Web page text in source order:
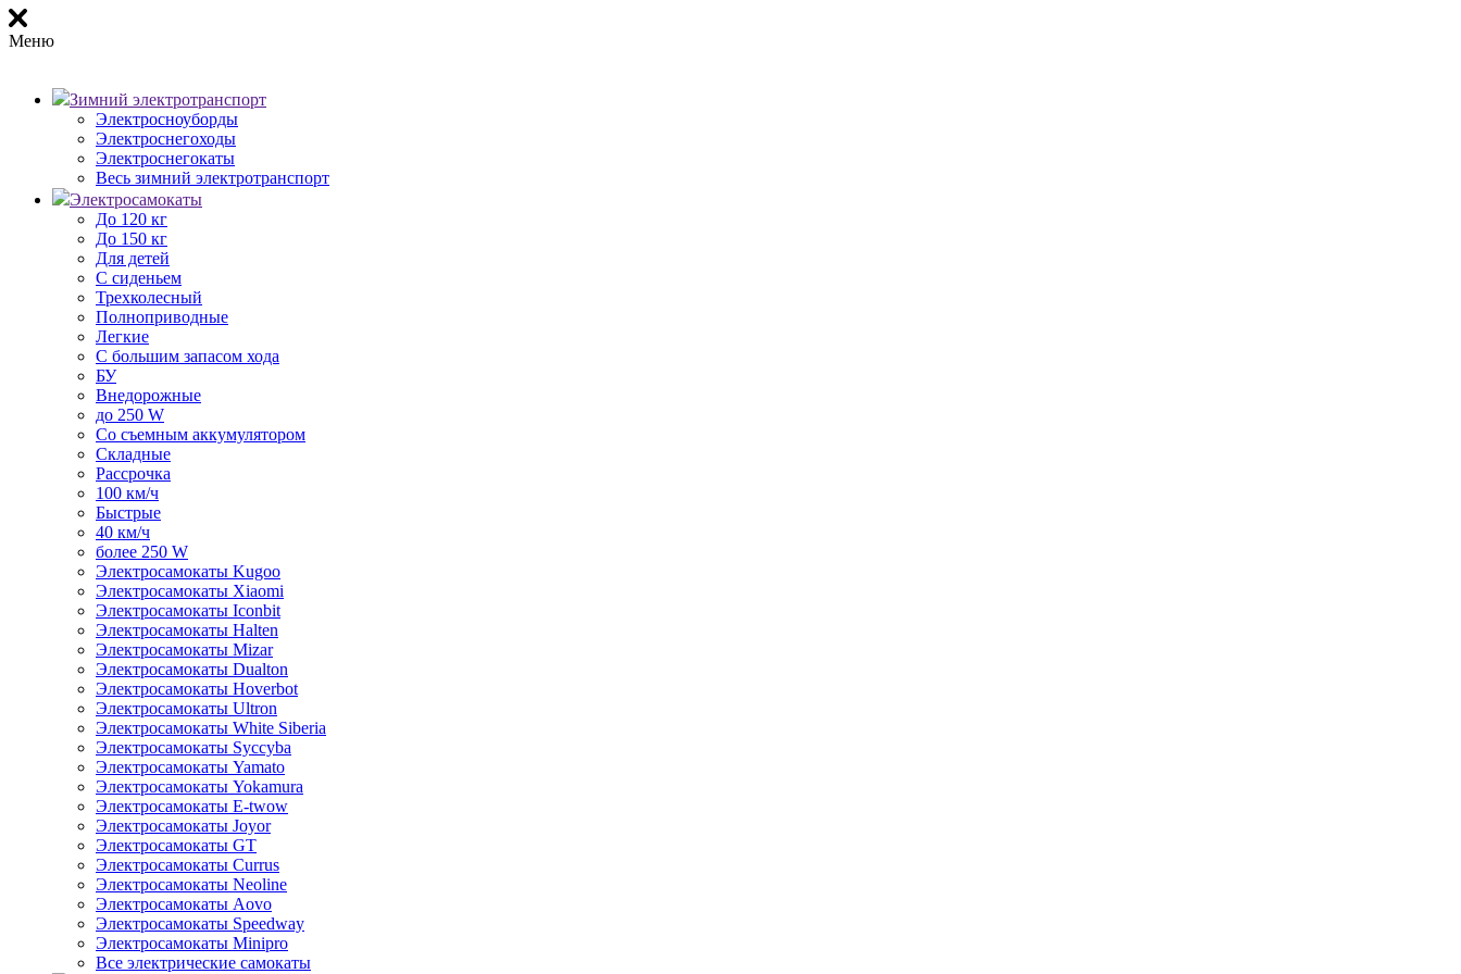
Меню
Зимний электротранспорт
Электросноуборды
Электроснегоходы
Электроснегокаты
Весь зимний электротранспорт
Электросамокаты
До 120 кг
До 150 кг
Для детей
С сиденьем
Трехколесный
Полноприводные
Легкие
С большим запасом хода
БУ
Внедорожные
до 250 W
Со съемным аккумулятором
Складные
Рассрочка
100 км/ч
Быстрые
40 км/ч
более 250 W
Электросамокаты Kugoo
Электросамокаты Xiaomi
Электросамокаты Iconbit
Электросамокаты Halten
Электросамокаты Mizar
Электросамокаты Dualton
Электросамокаты Hoverbot
Электросамокаты Ultron
Электросамокаты White Siberia
Электросамокаты Syccyba
Электросамокаты Yamato
Электросамокаты Yokamura
Электросамокаты E-twow
Электросамокаты Joyor
Электросамокаты GT
Электросамокаты Currus
Электросамокаты Neoline
Электросамокаты Aovo
Электросамокаты Speedway
Электросамокаты Minipro
Все электрические самокаты